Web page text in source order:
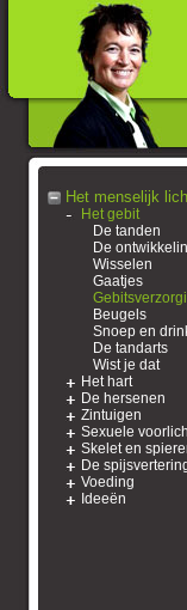
Het menselijk
Het gebit
De tanden
De
Wisselen
Gaatjes
Beugels
Snoep en
De tandarts
Wist je dat
Het hart
De hersenen
Zintuigen
Sexuele
Skelet en
De
Voeding
Ideeën